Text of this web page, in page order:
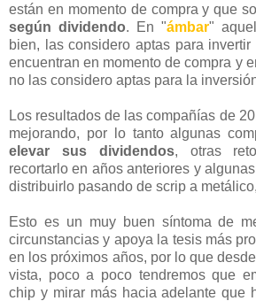
están en momento de compra y que
según dividendo. En "ámbar"
bien, las considero aptas para
encuentran en momento de compra y
no las considero aptas para la
Los resultados de las compañías de
mejorando, por lo tanto algunas
elevar sus dividendos, otras
recortarlo en años anteriores y
distribuirlo pasando de scrip a
Esto es un muy buen síntoma de
circunstancias y apoya la tesis más
en los próximos años, por lo que
vista, poco a poco tendremos que
chip y mirar más hacia adelante que